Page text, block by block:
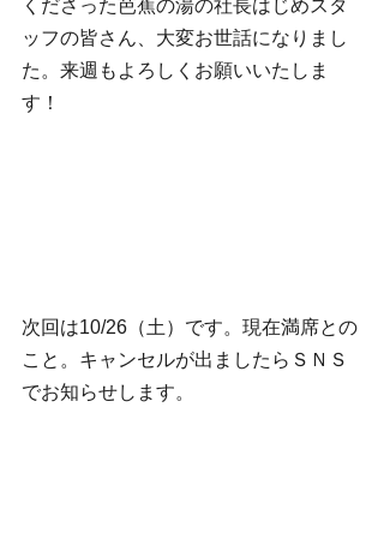
くださった芭蕉の湯の社長はじめスタ
ッフの皆さん、大変お世話になりまし
た。来週もよろしくお願いいたしま
す！
次回は10/26（土）です。現在満席との
こと。キャンセルが出ましたらＳＮＳ
でお知らせします。